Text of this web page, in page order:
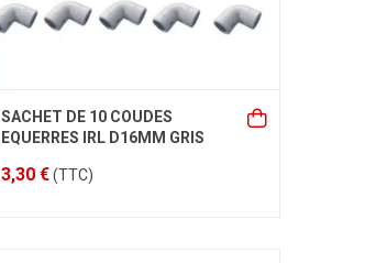
SACHET DE 10 COUDES
EQUERRES IRL D16MM GRIS
3,30 €(TTC)